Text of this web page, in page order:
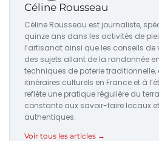
Céline Rousseau
Céline Rousseau est journaliste,
quinze ans dans les activités de
l’artisanat ainsi que les conseils de
des sujets allant de la randonnée
techniques de poterie
itinéraires culturels en France et à
reflète une pratique régulière du
constante aux savoir-faire locaux
authentiques.
Voir tous les articles →